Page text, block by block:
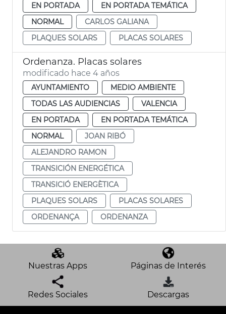
EN PORTADA
EN PORTADA TEMÁTICA
NORMAL
CARLOS GALIANA
PLAQUES SOLARS
PLACAS SOLARES
Ordenanza. Placas solares
modificado hace 4 años
AYUNTAMIENTO
MEDIO AMBIENTE
TODAS LAS AUDIENCIAS
VALENCIA
EN PORTADA
EN PORTADA TEMÁTICA
NORMAL
JOAN RIBÓ
ALEJANDRO RAMON
TRANSICIÓN ENERGÉTICA
TRANSICIÓ ENERGÈTICA
PLAQUES SOLARS
PLACAS SOLARES
ORDENANÇA
ORDENANZA
Nuestras Apps Páginas de Interés
Redes Sociales Descargas